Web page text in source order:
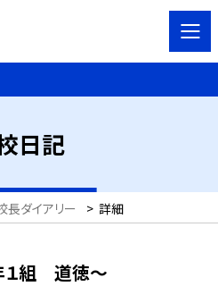
日記
長ダイアリー > 詳細
１組 道徳～